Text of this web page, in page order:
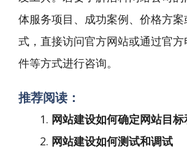
体服务项目、成功案例、价格方
式，直接访问官方网站或通过官
件等方式进行咨询。
推荐阅读：
网站建设如何确定网站目
网站建设如何测试和调试